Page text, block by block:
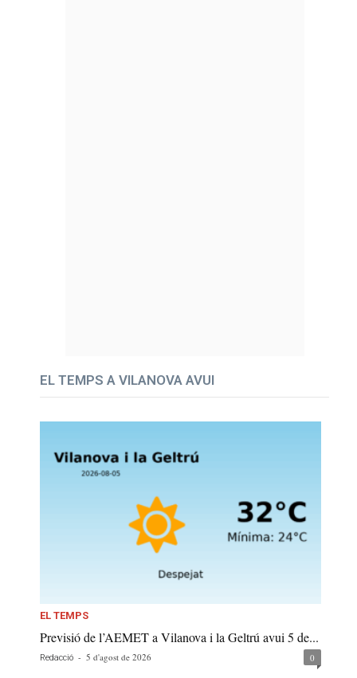
EL TEMPS A VILANOVA AVUI
EL TEMPS
Previsió de l’AEMET a Vilanova i la Geltrú avui 5 de...
Redacció - 5 d'agost de 2026 0